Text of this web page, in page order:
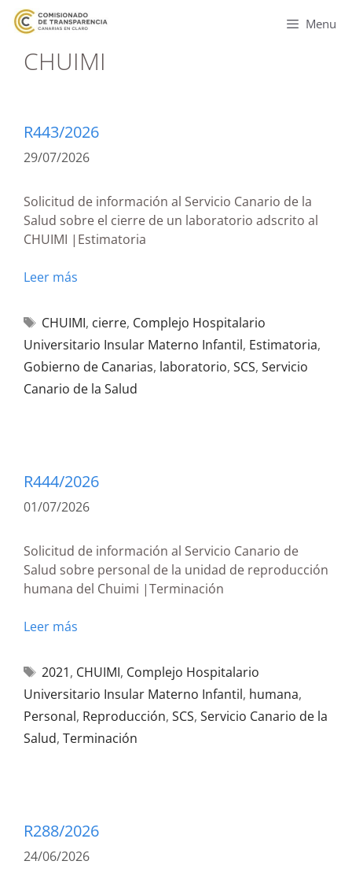
Menu
CHUIMI
R443/2026
29/07/2026
Solicitud de información al Servicio Canario de la
Salud sobre el cierre de un laboratorio adscrito al
CHUIMI |Estimatoria
Leer más
CHUIMI, cierre, Complejo Hospitalario
Universitario Insular Materno Infantil, Estimatoria,
Gobierno de Canarias, laboratorio, SCS, Servicio
Canario de la Salud
R444/2026
01/07/2026
Solicitud de información al Servicio Canario de
Salud sobre personal de la unidad de reproducción
humana del Chuimi |Terminación
Leer más
2021, CHUIMI, Complejo Hospitalario
Universitario Insular Materno Infantil, humana,
Personal, Reproducción, SCS, Servicio Canario de la
Salud, Terminación
R288/2026
24/06/2026